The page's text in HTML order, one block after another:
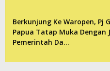
Berkunjung Ke Waropen, Pj
Papua Tatap Muka Dengan
Pemerintah Da…